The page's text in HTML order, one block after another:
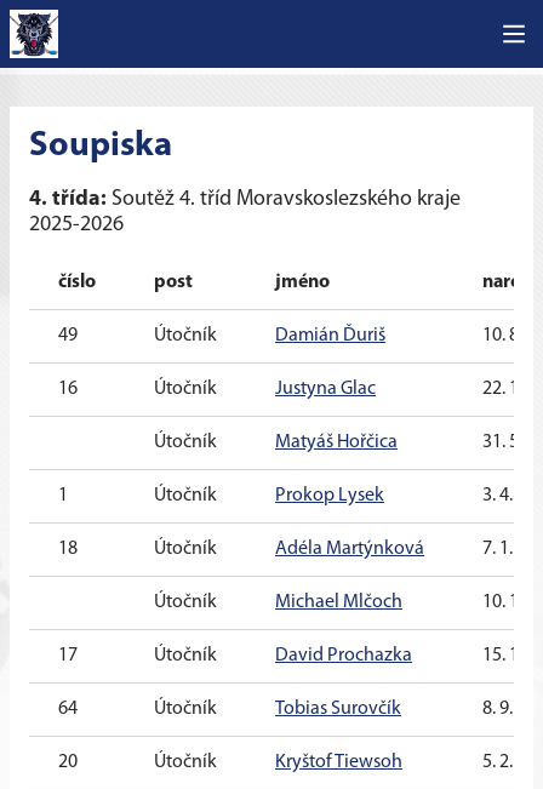
Soupiska
4. třída: Soutěž 4. tříd Moravskoslezského kraje
2025-2026
číslo post jméno
49 Útočník Damián Ďuriš 10. 8.
16 Útočník Justyna Glac 22. 10.
Útočník Matyáš Hořčica 31. 5.
1 Útočník Prokop Lysek 3. 4.
18 Útočník Adéla Martýnková 7. 1.
Útočník Michael Mlčoch 10. 1.
17 Útočník David Prochazka 15. 12.
64 Útočník Tobias Surovčík 8. 9.
20 Útočník Kryštof Tiewsoh 5. 2.